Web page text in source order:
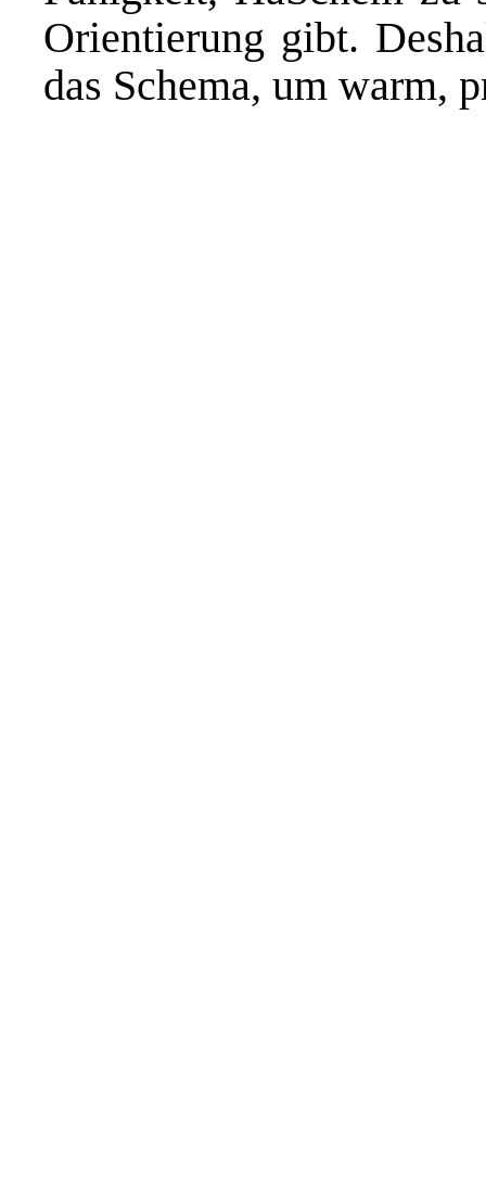
Orientierung gibt.
das Schema, um warm,